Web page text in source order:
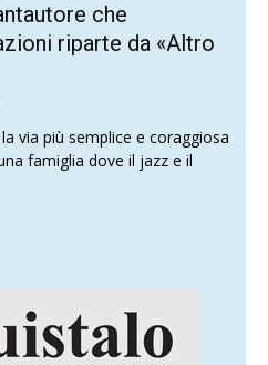
che
riparte da «Altro
via più semplice e coraggiosa
famiglia dove il jazz e il